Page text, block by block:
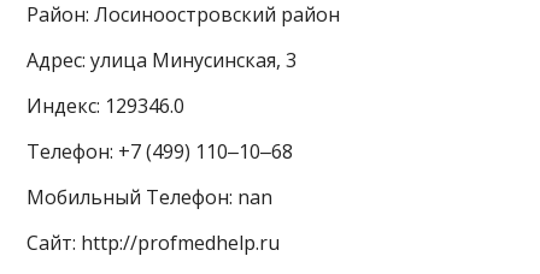
Район: Лосиноостровский район
Адрес: улица Минусинская, 3
Индекс: 129346.0
Телефон: +7 (499) 110‒10‒68
Мобильный Телефон: nan
Сайт: http://profmedhelp.ru